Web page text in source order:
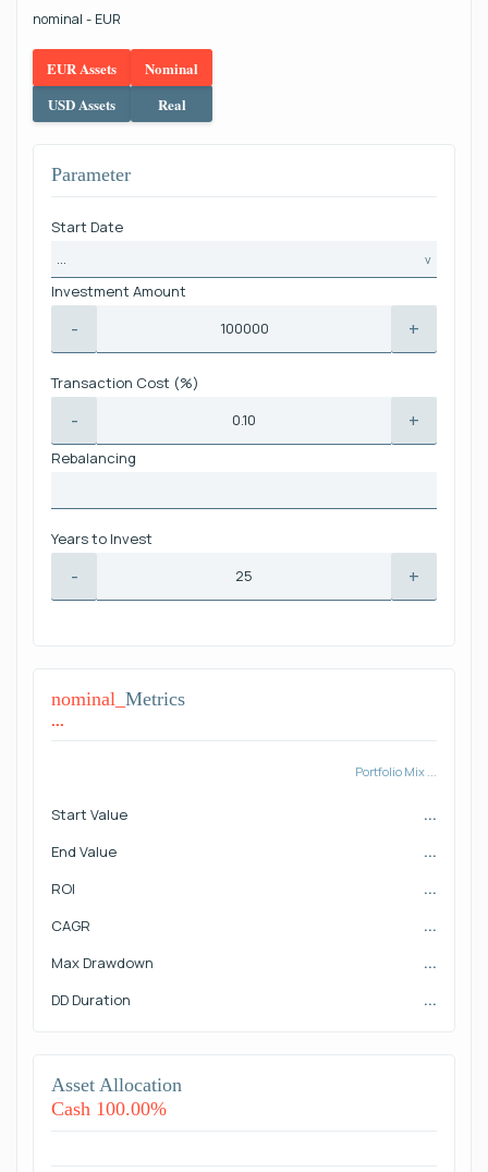
nominal - EUR
EUR Assets
USD Assets
Nominal
Real
Parameter
Start Date
...
Investment Amount
- +
Transaction Cost (%)
- +
Rebalancing
Years to Invest
- +
nominal_ Metrics
...
Portfolio Mix ...
Start Value
...
End Value
...
ROI
...
CAGR
...
Max Drawdown
...
DD Duration
...
Asset Allocation
Cash 100.00%